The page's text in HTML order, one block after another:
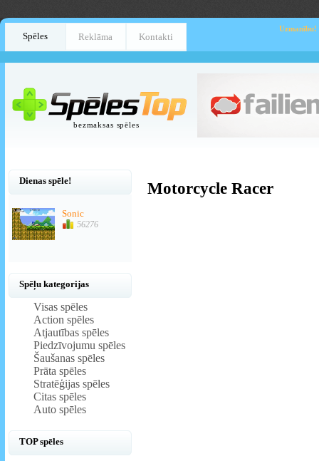
Spēles Reklāma Kontakti
Uzmanību!
bezmaksas spēles
Dienas spēle!
Sonic
56276
Spēļu kategorijas
Visas spēles
Action spēles
Atjautības spēles
Piedzīvojumu spēles
Šaušanas spēles
Prāta spēles
Stratēģijas spēles
Citas spēles
Auto spēles
TOP spēles
Motorcycle Racer